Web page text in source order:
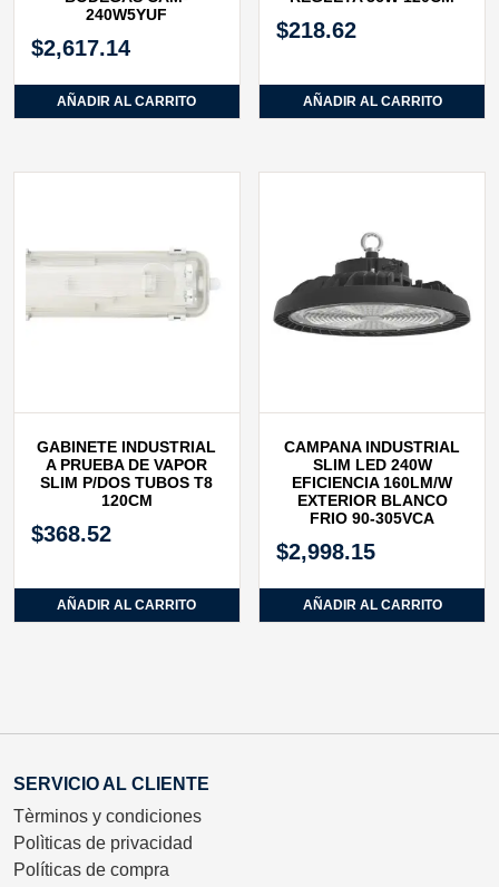
240W5YUF
$2,617.14
AÑADIR AL CARRITO
$218.62
AÑADIR AL CARRITO
GABINETE INDUSTRIAL
A PRUEBA DE VAPOR
SLIM P/DOS TUBOS T8
120CM
$368.52
AÑADIR AL CARRITO
CAMPANA INDUSTRIAL
SLIM LED 240W
EFICIENCIA 160LM/W
EXTERIOR BLANCO
FRIO 90-305VCA
$2,998.15
AÑADIR AL CARRITO
SERVICIO AL CLIENTE
Tèrminos y condiciones
Polìticas de privacidad
Políticas de compra